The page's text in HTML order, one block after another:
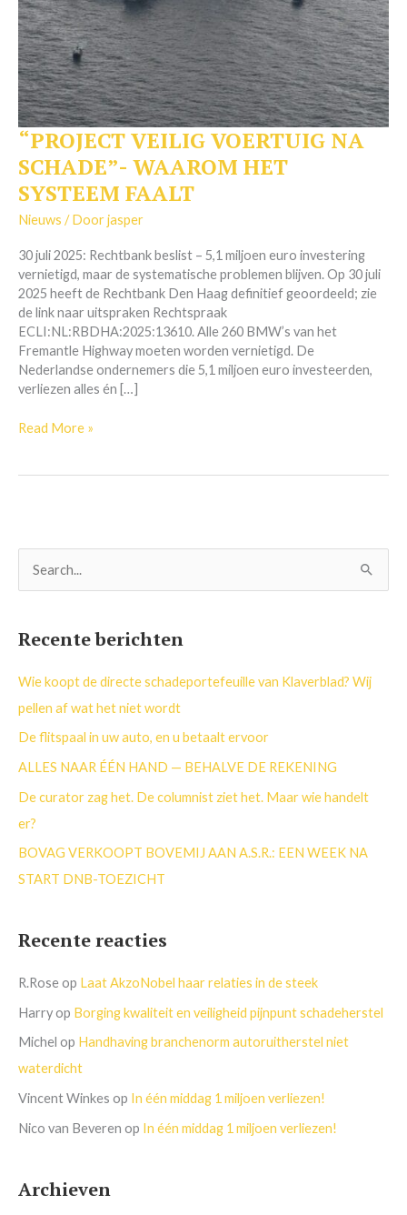
“PROJECT VEILIG VOERTUIG NA
SCHADE”- WAAROM HET
SYSTEEM FAALT
Nieuws / Doorjasper
30 juli 2025: Rechtbank beslist – 5,1 miljoen euro investering
vernietigd, maar de systematische problemen blijven. Op 30 juli
2025 heeft de Rechtbank Den Haag definitief geoordeeld; zie
de link naar uitspraken Rechtspraak
ECLI:NL:RBDHA:2025:13610. Alle 260 BMW’s van het
Fremantle Highway moeten worden vernietigd. De
Nederlandse ondernemers die 5,1 miljoen euro investeerden,
verliezen alles én […]
“PROJECT
VOERTUIG
NA
SCHADE”-
HET
SYSTEEM
FAALT
Read More »
n
a
a
r
Recente berichten
Wie koopt de directe schadeportefeuille van Klaverblad? Wij
pellen af wat het niet wordt
De flitspaal in uw auto, en u betaalt ervoor
ALLES NAAR ÉÉN HAND — BEHALVE DE REKENING
De curator zag het. De columnist ziet het. Maar wie handelt
er?
BOVAG VERKOOPT BOVEMIJ AAN A.S.R.: EEN WEEK NA
START DNB-TOEZICHT
Recente reacties
R.Roseop Laat AkzoNobel haar relaties in de steek
Harryop Borging kwaliteit en veiligheid pijnpunt schadeherstel
Michel op Handhaving branchenorm autoruitherstel niet
waterdicht
Vincent Winkes op In één middag 1 miljoen verliezen!
Nico van Beveren op In één middag 1 miljoen verliezen!
Archieven